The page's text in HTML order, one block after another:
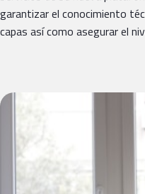
garantizar el conocimiento
capas así como asegurar el